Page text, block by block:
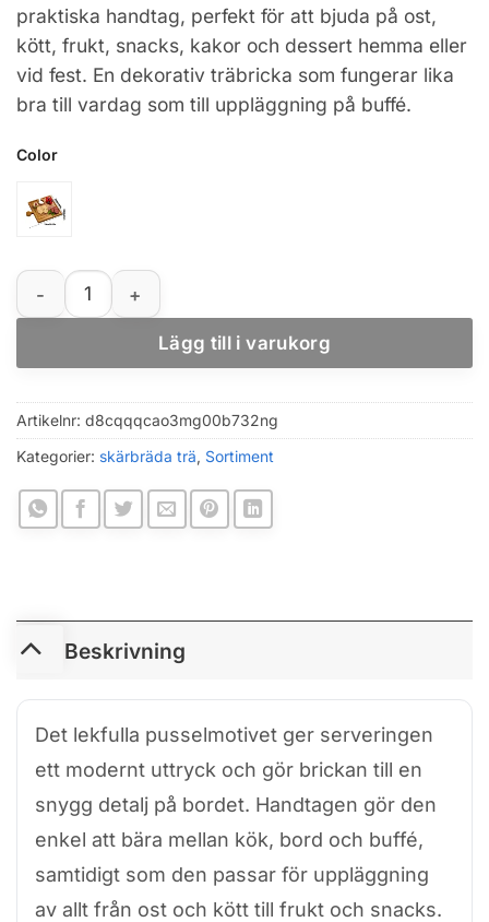
praktiska handtag, perfekt för att bjuda på ost,
kött, frukt, snacks, kakor och dessert hemma eller
vid fest. En dekorativ träbricka som fungerar lika
bra till vardag som till uppläggning på buffé.
Color
Pusselmönstrad serveringsbricka i trä för charcuterie
Lägg till i varukorg
Artikelnr: d8cqqqcao3mg00b732ng
Kategorier: skärbräda trä Sortiment
Beskrivning
Det lekfulla pusselmotivet ger serveringen
ett modernt uttryck och gör brickan till en
snygg detalj på bordet. Handtagen gör den
enkel att bära mellan kök, bord och buffé,
samtidigt som den passar för uppläggning
av allt från ost och kött till frukt och snacks.